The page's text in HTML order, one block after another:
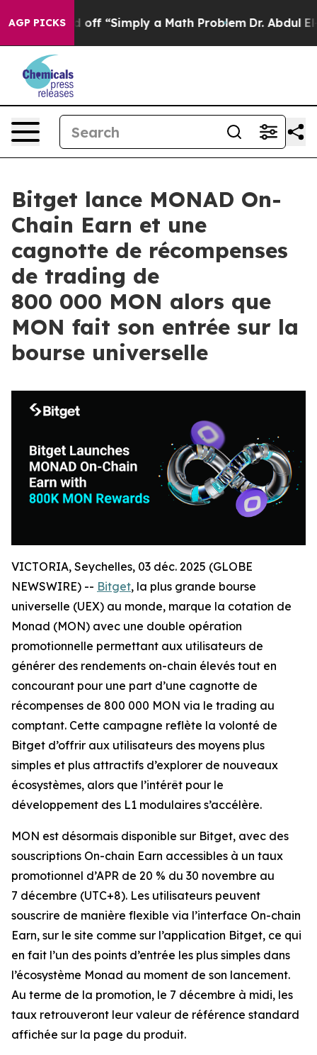
AGP PICKS
Laid off “Simply a Math Problem Dr. Abdul El-
Bitget lance MONAD On-
Chain Earn et une
cagnotte de récompenses
de trading de
800 000 MON alors que
MON fait son entrée sur la
bourse universelle
VICTORIA, Seychelles, 03 déc. 2025 (GLOBE
NEWSWIRE) -- Bitget, la plus grande bourse
universelle (UEX) au monde, marque la cotation de
Monad (MON) avec une double opération
promotionnelle permettant aux utilisateurs de
générer des rendements on-chain élevés tout en
concourant pour une part d’une cagnotte de
récompenses de 800 000 MON via le trading au
comptant. Cette campagne reflète la volonté de
Bitget d’offrir aux utilisateurs des moyens plus
simples et plus attractifs d’explorer de nouveaux
écosystèmes, alors que l’intérêt pour le
développement des L1 modulaires s’accélère.
MON est désormais disponible sur Bitget, avec des
souscriptions On-chain Earn accessibles à un taux
promotionnel d’APR de 20 % du 30 novembre au
7 décembre (UTC+8). Les utilisateurs peuvent
souscrire de manière flexible via l’interface On-chain
Earn, sur le site comme sur l’application Bitget, ce qui
en fait l’un des points d’entrée les plus simples dans
l’écosystème Monad au moment de son lancement.
Au terme de la promotion, le 7 décembre à midi, les
taux retrouveront leur valeur de référence standard
affichée sur la page du produit.